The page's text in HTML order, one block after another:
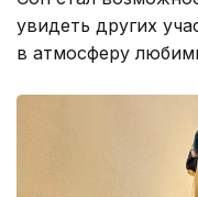
увидеть других
в атмосферу